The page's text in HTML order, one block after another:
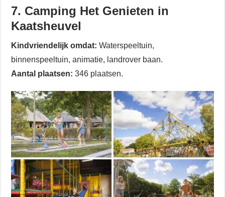
7. Camping Het Genieten in
Kaatsheuvel
Kindvriendelijk omdat:Waterspeeltuin,
binnenspeeltuin, animatie, landrover baan.
Aantal plaatsen:346 plaatsen.